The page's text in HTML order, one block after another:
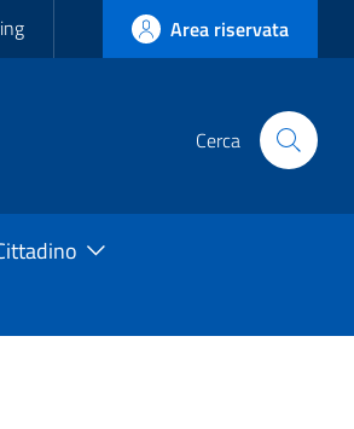
Area riservata
Cerca
Cerca
sito